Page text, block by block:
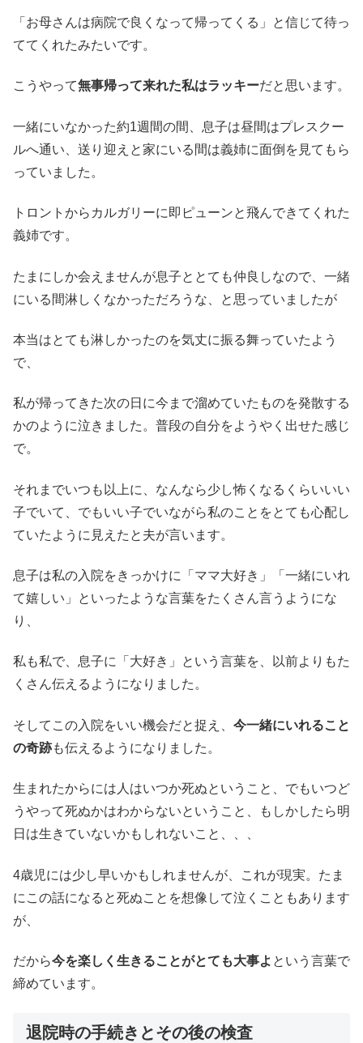
「お母さんは病院で良くなって帰ってくる」と信じて待っ
ててくれたみたいです。
こうやって無事帰って来れた私はラッキーだと思います。
一緒にいなかった約1週間の間、息子は昼間はプレスクー
ルへ通い、送り迎えと家にいる間は義姉に面倒を見てもら
っていました。
トロントからカルガリーに即ピューンと飛んできてくれた
義姉です。
たまにしか会えませんが息子ととても仲良しなので、一緒
にいる間淋しくなかっただろうな、と思っていましたが
本当はとても淋しかったのを気丈に振る舞っていたよう
で、
私が帰ってきた次の日に今まで溜めていたものを発散する
かのように泣きました。普段の自分をようやく出せた感じ
で。
それまでいつも以上に、なんなら少し怖くなるくらいいい
子でいて、でもいい子でいながら私のことをとても心配し
ていたように見えたと夫が言います。
息子は私の入院をきっかけに「ママ大好き」「一緒にいれ
て嬉しい」といったような言葉をたくさん言うようにな
り、
私も私で、息子に「大好き」という言葉を、以前よりもた
くさん伝えるようになりました。
そしてこの入院をいい機会だと捉え、 今一緒にいれること
の奇跡も伝えるようになりました。
生まれたからには人はいつか死ぬということ、でもいつど
うやって死ぬかはわからないということ、もしかしたら明
日は生きていないかもしれないこと、、、
4歳児には少し早いかもしれませんが、これが現実。たま
にこの話になると死ぬことを想像して泣くこともあります
が、
だから今を楽しく生きることがとても大事よ という言葉で
締めています。
退院時の手続きとその後の検査